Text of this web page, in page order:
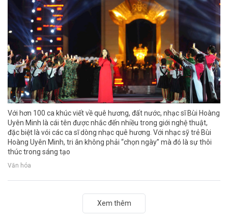
Với hơn 100 ca khúc viết về quê hương, đất nước, nhạc sĩ Bùi Hoàng
Uyên Minh là cái tên được nhắc đến nhiều trong giới nghệ thuật,
đặc biệt là vói các ca sĩ dòng nhạc quê hương. Với nhạc sỹ trẻ Bùi
Hoàng Uyên Minh, tri ân không phải “chọn ngày” mà đó là sự thôi
thúc trong sáng tạo
Văn hóa
Xem thêm